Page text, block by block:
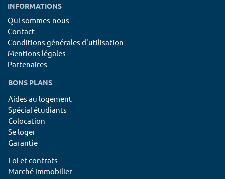
INFORMATIONS
Qui sommes-nous
Contact
Conditions générales d'utilisation
Mentions légales
Partenaires
BONS PLANS
Aides au logement
Spécial étudiants
Colocation
Se loger
Garantie
Loi et contrats
Marché immobilier